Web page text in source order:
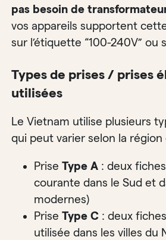
pas besoin de
vos appareils supportent
sur l’étiquette “100-240V” ou
Types de prises / prises
utilisées
Le Vietnam utilise plusieurs
qui peut varier selon la
PriseType A : deux
courante dans le Sud et
modernes)
PriseType C : deux
utilisée dans les villes du